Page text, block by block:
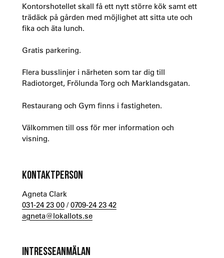
Kontorshotellet skall få ett nytt större kök samt ett
trädäck på gården med möjlighet att sitta ute och
fika och äta lunch.
Gratis parkering.
Flera busslinjer i närheten som tar dig till
Radiotorget, Frölunda Torg och Marklandsgatan.
Restaurang och Gym finns i fastigheten.
Välkommen till oss för mer information och
visning.
KONTAKTPERSON
Agneta Clark
031-24 23 00/0709-24 23 42
agneta@lokallots.se
INTRESSEANMÄLAN